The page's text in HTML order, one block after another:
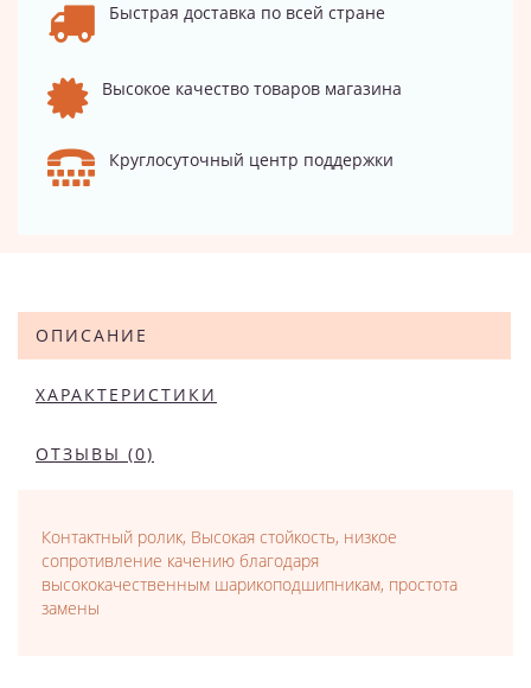
Быстрая доставка по всей стране
Высокое качество товаров магазина
Круглосуточный центр поддержки
ОПИСАНИЕ
ХАРАКТЕРИСТИКИ
ОТЗЫВЫ (0)
Контактный ролик, Высокая стойкость, низкое
сопротивление качению благодаря
высококачественным шарикоподшипникам, простота
замены